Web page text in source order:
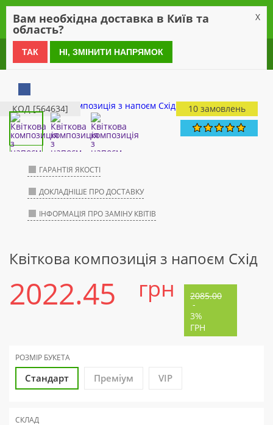
0 800 21 54 55
КОД [564634] 10 замовлень
ГАРАНТІЯ ЯКОСТІ
ДОКЛАДНІШЕ ПРО ДОСТАВКУ
ІНФОРМАЦІЯ ПРО ЗАМІНУ КВІТІВ
Квіткова композиція з напоєм Схід
2022.45 грн 2085.00
-
3%
ГРН
РОЗМІР БУКЕТА
Стандарт Преміум VIP
СКЛАД
Вам необхідна доставка в Київ та
область?
X
ТАК НІ, ЗМІНИТИ НАПРЯМОК